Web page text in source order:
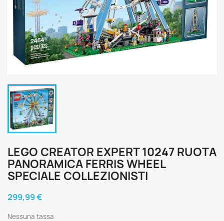
LEGO CREATOR EXPERT 10247 RUOTA
PANORAMICA FERRIS WHEEL
SPECIALE COLLEZIONISTI
299,99 €
Nessuna tassa